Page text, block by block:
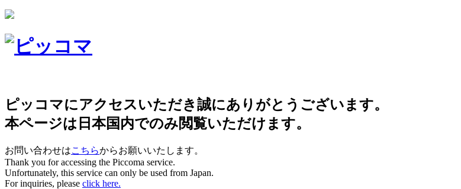
ピッコマにアクセスいただき誠にありがとうございます。
本ページは日本国内でのみ閲覧いただけます。
お問い合わせはこちらからお願いいたします。
Thank you for accessing the Piccoma service.
Unfortunately, this service can only be used from Japan.
For inquiries, please click here.